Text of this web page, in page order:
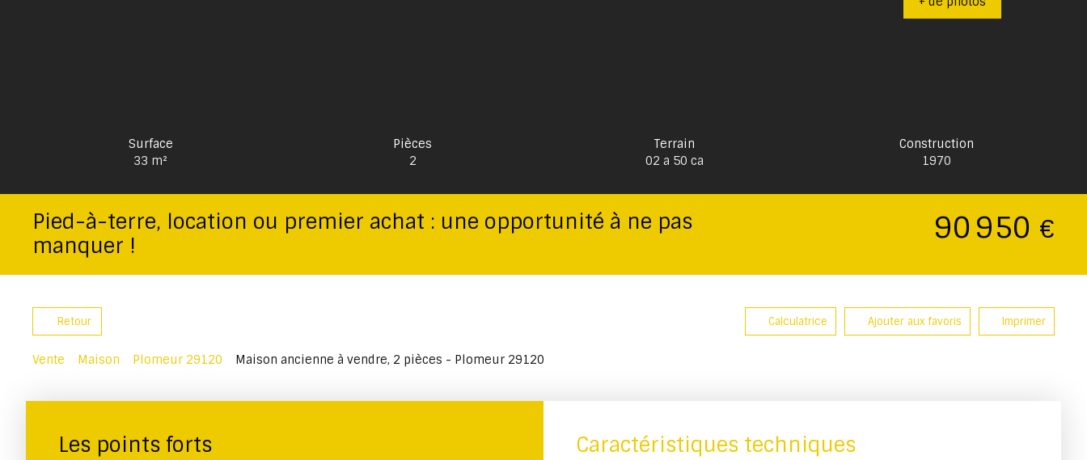
Surface
33 m²
Pièces
2
Terrain
02 a 50 ca
Construction
1970
Pied-à-terre, location ou premier achat : une opportunité à ne pas
manquer !
90 950 €
Retour Calculatrice Ajouter aux favoris Imprimer
Vente Maison Plomeur 29120 Maison ancienne à vendre, 2 pièces - Plomeur 29120
Les points forts Caractéristiques techniques